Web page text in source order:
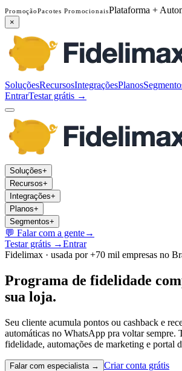
PromoçãoPacotes PromocionaisPlataforma +
×
SoluçõesRecursosIntegraçõesPlanos
EntrarTestar grátis →
Soluções+
Recursos+
Integrações+
Planos+
Segmentos+
💬 Falar com a gente→
Testar grátis →Entrar
Fidelimax · usada por +70 mil empresas no
Programa de fidelidade
sua loja.
Seu cliente acumula pontos ou cashback e
automáticas no WhatsApp pra voltar sempre.
fidelidade, automações de marketing e portal
Falar com especialista →
Criar conta grátis